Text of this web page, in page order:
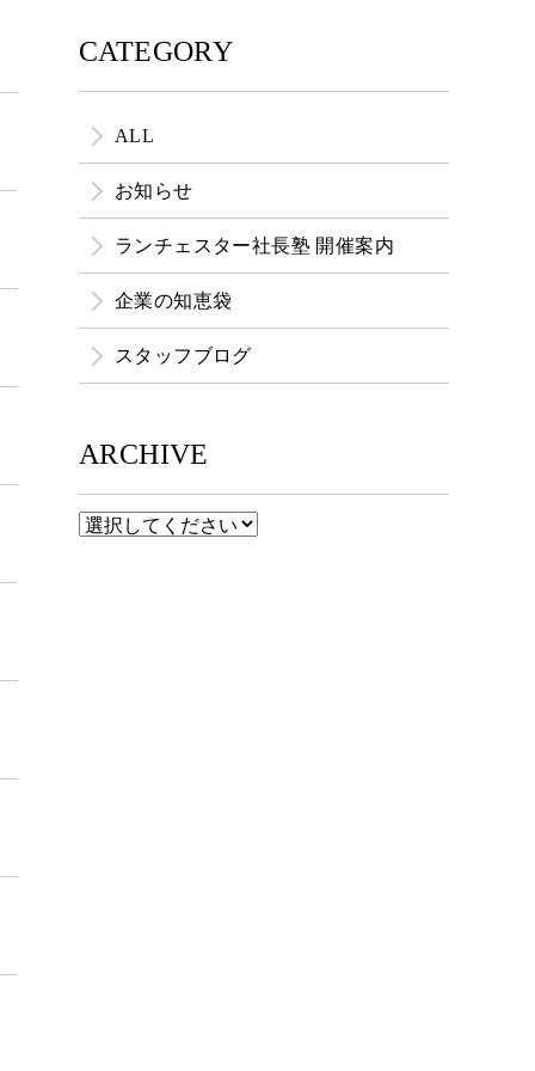
CATEGORY
ALL
お知らせ
ランチェスター社長塾 開催案内
企業の知恵袋
スタッフブログ
ARCHIVE